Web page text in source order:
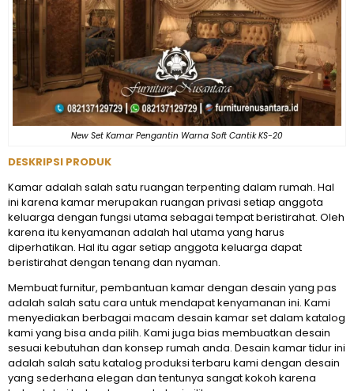
New Set Kamar Pengantin Warna Soft Cantik KS-20
DESKRIPSI PRODUK
Kamar adalah salah satu ruangan terpenting dalam rumah. Hal
ini karena kamar merupakan ruangan privasi setiap anggota
keluarga dengan fungsi utama sebagai tempat beristirahat. Oleh
karena itu kenyamanan adalah hal utama yang harus
diperhatikan. Hal itu agar setiap anggota keluarga dapat
beristirahat dengan tenang dan nyaman.
Membuat furnitur, pembantuan kamar dengan desain yang pas
adalah salah satu cara untuk mendapat kenyamanan ini. Kami
menyediakan berbagai macam desain kamar set dalam katalog
kami yang bisa anda pilih. Kami juga bias membuatkan desain
sesuai kebutuhan dan konsep rumah anda. Desain kamar tidur ini
adalah salah satu katalog produksi terbaru kami dengan desain
yang sederhana elegan dan tentunya sangat kokoh karena